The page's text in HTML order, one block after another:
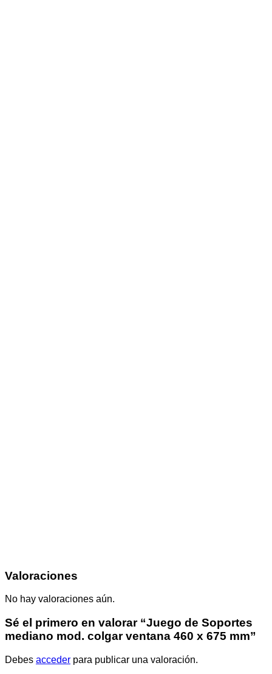
Valoraciones
No hay valoraciones aún.
Sé el primero en valorar “Juego de Soportes
mediano mod. colgar ventana 460 x 675 mm”
Debes acceder para publicar una valoración.